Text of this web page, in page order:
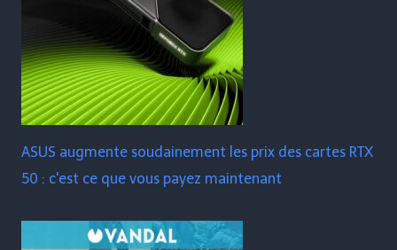
ASUS augmente soudainement les prix des cartes RTX
50 : c'est ce que vous payez maintenant